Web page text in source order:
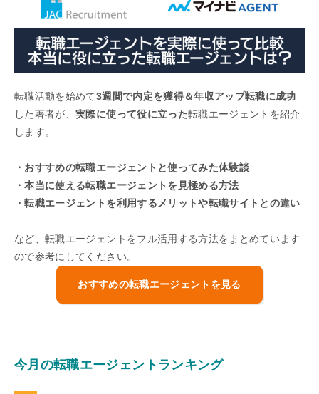
転職活動を始めて3週間で内定を獲得＆年収アップ転職に成功
した著者が、実際に使って役に立った転職エージェントを紹介
します。
・おすすめの転職エージェントと使ってみた体験談
・本当に使える転職エージェントを見極める方法
・転職エージェントを利用するメリットや転職サイトとの違い
など、転職エージェントをフル活用する方法をまとめています
ので参考にしてください。
おすすめの転職エージェントを見る
今月の転職エージェントランキング